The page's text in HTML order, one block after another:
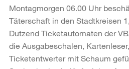
Montagmorgen 06.00 Uhr
Täterschaft in den Stadtkreisen
Dutzend Ticketautomaten der
die Ausgabeschalen,
Ticketentwerter mit Schaum